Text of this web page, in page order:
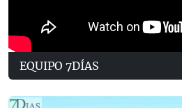
EQUIPO 7DÍAS